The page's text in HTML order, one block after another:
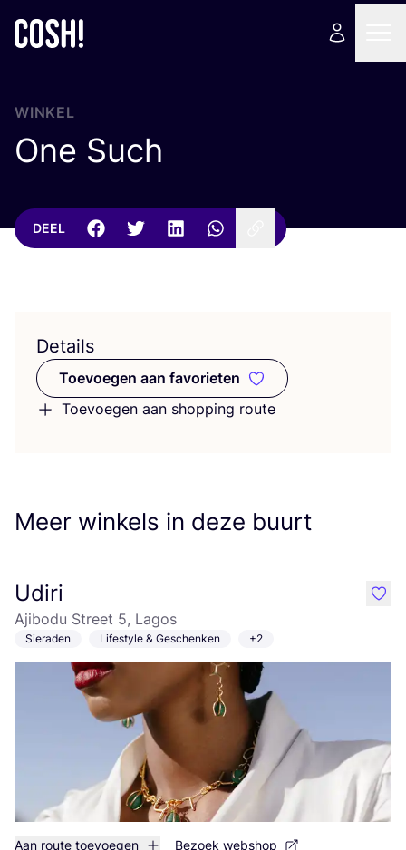
WINKEL
One Such
DEEL
Details
Toevoegen aan favorieten
Toevoegen aan favorieten
Toevoegen aan shopping route
Meer winkels in deze buurt
Udiri
Ajibodu Street 5, Lagos
Sieraden Lifestyle & Geschenken +2
Aan route toevoegen Bezoek webshop
like